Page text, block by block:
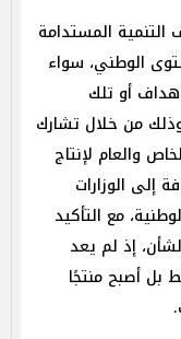
المستدامة
الوطني، سواء
أو تلك
وذلك من خلال تشارك
والعام لإنتاج
إلى الوزارات
مع التأكيد
إذ لم يعد
بل أصبح منتجًا